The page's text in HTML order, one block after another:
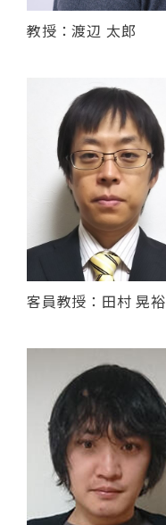
教授：渡辺 太郎
客員教授：田村 晃裕